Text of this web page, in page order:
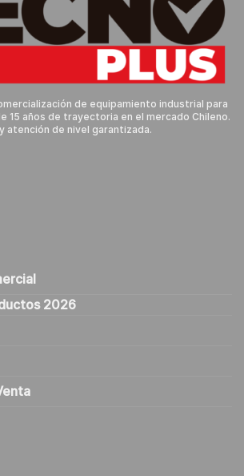
de equipamiento industrial para
15 años de trayectoria en el mercado Chileno.
atención de nivel garantizada.
2026